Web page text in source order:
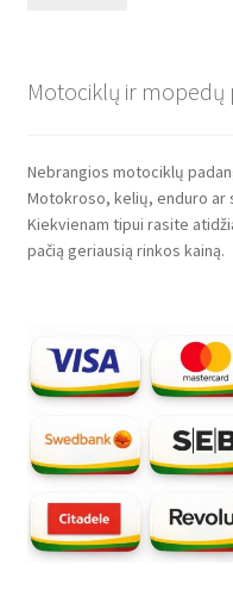
Motociklų ir mopedų
Nebrangios motociklų
Motokroso, kelių, enduro
Kiekvienam tipui rasite
pačią geriausią rinkos kainą.